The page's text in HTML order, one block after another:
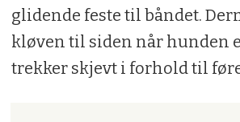
glidende feste til båndet.
kløven til siden når hunden
trekker skjevt i forhold til